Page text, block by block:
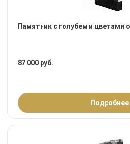
Памятник с голубем и цветами
87 000 руб.
Подробнее